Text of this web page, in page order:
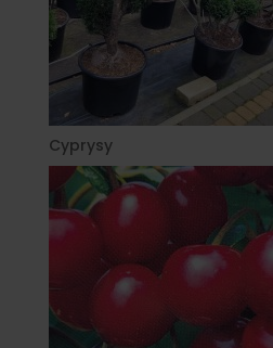
Cyprysy